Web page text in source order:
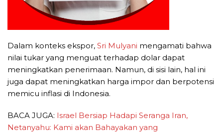
Dalam konteks ekspor, Sri Mulyani mengamati bahwa
nilai tukar yang menguat terhadap dolar dapat
meningkatkan penerimaan. Namun, di sisi lain, hal ini
juga dapat meningkatkan harga impor dan berpotensi
memicu inflasi di Indonesia.
BACA JUGA: Israel Bersiap Hadapi Seranga Iran,
Netanyahu: Kami akan Bahayakan yang